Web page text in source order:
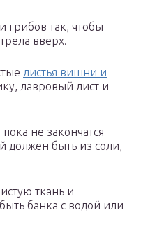
грибов так, чтобы
вверх.
листья вишни и
лавровый лист и
не закончатся
должен быть из соли,
ткань и
банка с водой или